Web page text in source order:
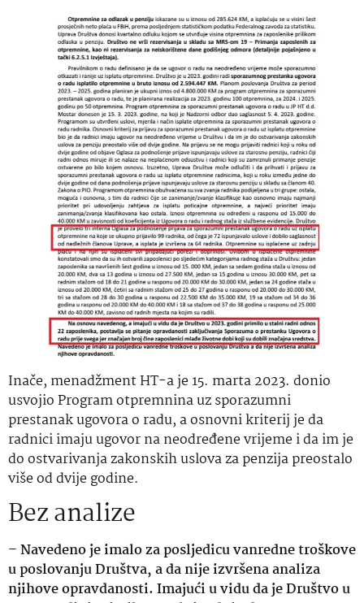
Inače, menadžment HT-a je 15. marta 2023. donio
usvojio Program otpremnina uz sporazumni
prestanak ugovora o radu, a osnovni kriterij je da
radnici imaju ugovor na neodređene vrijeme i da im je
do ostvarivanja zakonskih uslova za penzija preostalo
više od dvije godine.
Bez analize
–Navedeno je imalo za posljedicu vanredne troškove
u poslovanju Društva, a da nije izvršena analiza
njihove opravdanosti. Imajući u vidu da je Društvo u